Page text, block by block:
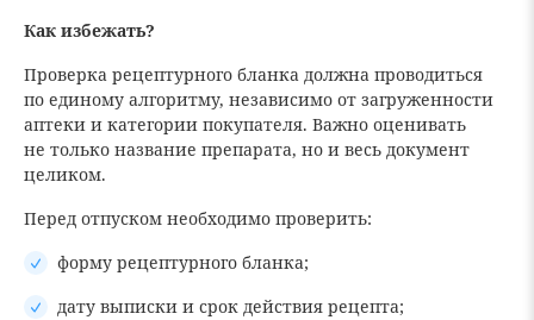
Как избежать?
Проверка рецептурного бланка должна проводиться
по единому алгоритму, независимо от загруженности
аптеки и категории покупателя. Важно оценивать
не только название препарата, но и весь документ
целиком.
Перед отпуском необходимо проверить:
форму рецептурного бланка;
дату выписки и срок действия рецепта;